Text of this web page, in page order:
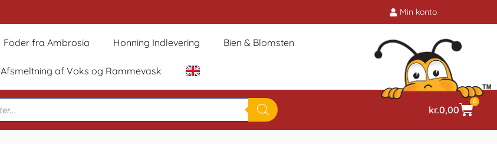
Min konto
Foder fra Ambrosia Honning Indlevering Bien & Blomsten
Afsmeltning af Voks og Rammevask
kr.0,00
0